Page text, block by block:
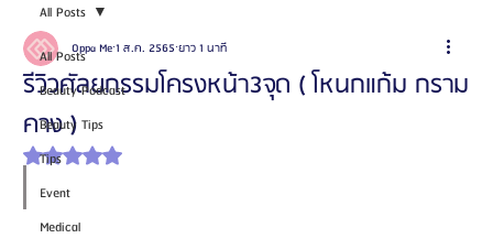
All Posts
Beauty Podcast
Beauty Tips
Tips
Event
Medical
All Posts
รีวิวศัลยกรรมโครงหน้า3จุด ( โหนกแก้ม กราม
คาง )
Oppa Me1 ส.ค. 2565 ยาว 1 นาที
ได้รับ NaN เต็ม 5 ดาว